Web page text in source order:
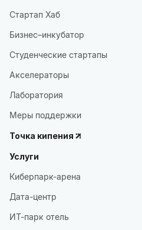
Стартап Хаб
Бизнес–инкубатор
Студенческие стартапы
Акселераторы
Лаборатория
Меры поддержки
Точка кипения
Услуги
Киберпарк-арена
Дата-центр
ИТ-парк отель